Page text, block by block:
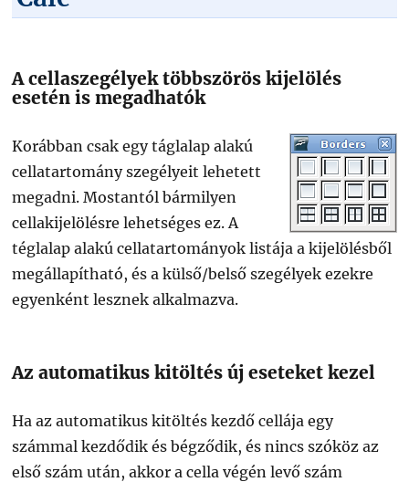
A cellaszegélyek többszörös kijelölés
esetén is megadhatók
Korábban csak egy táglalap alakú
cellatartomány szegélyeit lehetett
megadni. Mostantól bármilyen
cellakijelölésre lehetséges ez. A
téglalap alakú cellatartományok listája a kijelölésből
megállapítható, és a külső/belső szegélyek ezekre
egyenként lesznek alkalmazva.
Az automatikus kitöltés új eseteket kezel
Ha az automatikus kitöltés kezdő cellája egy
számmal kezdődik és bégződik, és nincs szóköz az
első szám után, akkor a cella végén levő szám